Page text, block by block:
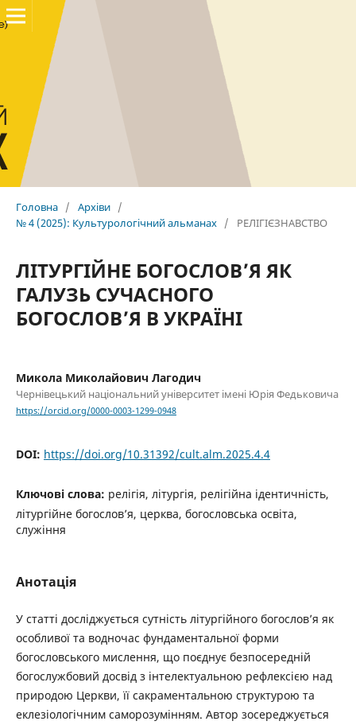
Головна / Архіви /
№ 4 (2025): Культурологічний альманах / РЕЛІГІЄЗНАВСТВО
ЛІТУРГІЙНЕ БОГОСЛОВ’Я ЯК
ГАЛУЗЬ СУЧАСНОГО
БОГОСЛОВ’Я В УКРАЇНІ
Микола Миколайович Лагодич
Чернівецький національний університет імені Юрія Федьковича
https://orcid.org/0000-0003-1299-0948
DOI: https://doi.org/10.31392/cult.alm.2025.4.4
Ключові слова: релігія, літургія, релігійна ідентичність,
літургійне богослов’я, церква, богословська освіта,
служіння
Анотація
У статті досліджується сутність літургійного богослов’я як
особливої та водночас фундаментальної форми
богословського мислення, що поєднує безпосередній
богослужбовий досвід з інтелектуальною рефлексією над
природою Церкви, її сакраментальною структурою та
еклезіологічним саморозумінням. Автор зосереджується